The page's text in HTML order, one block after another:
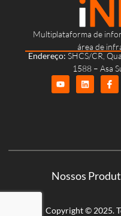
Multiplataforma de
área de
Endereço: SHCS/CR,
1588 – Asa
Nossos
Copyright © 2025.